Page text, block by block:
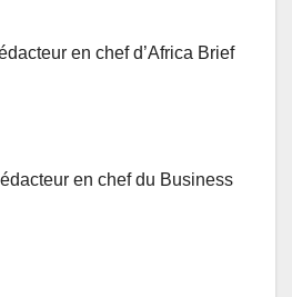
en chef d’Africa Brief
en chef du Business